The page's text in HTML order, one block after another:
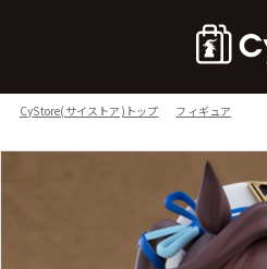
CyStore(サイストア)トップ フィギュア